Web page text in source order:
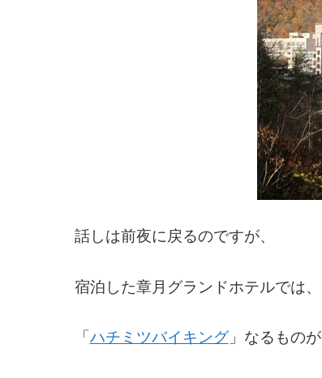
話しは前夜に戻るのですが、
宿泊した章月グランドホテルでは、
「 ハチミツバイキング」なるものが